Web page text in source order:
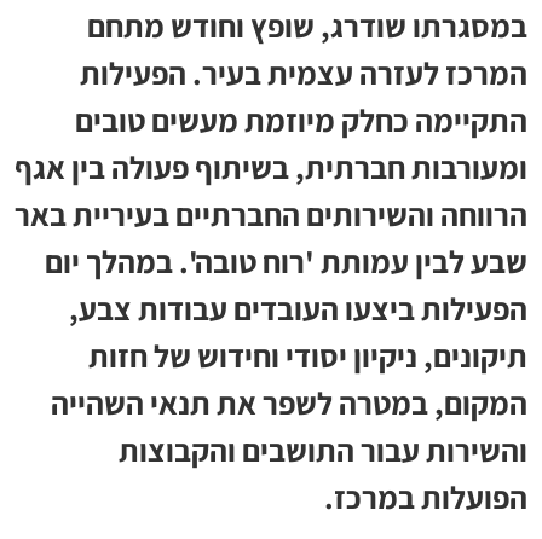
במסגרתו שודרג, שופץ וחודש מתחם
המרכז לעזרה עצמית בעיר. הפעילות
התקיימה כחלק מיוזמת מעשים טובים
ומעורבות חברתית, בשיתוף פעולה בין אגף
הרווחה והשירותים החברתיים בעיריית באר
שבע לבין עמותת 'רוח טובה'. במהלך יום
הפעילות ביצעו העובדים עבודות צבע,
תיקונים, ניקיון יסודי וחידוש של חזות
המקום, במטרה לשפר את תנאי השהייה
והשירות עבור התושבים והקבוצות
הפועלות במרכז.